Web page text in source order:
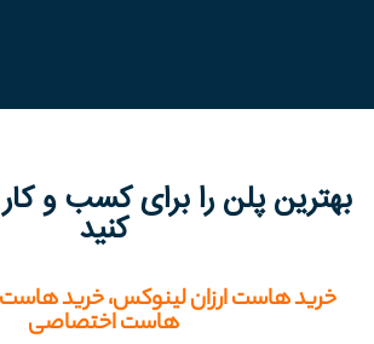
بهترین پلن را برای کسب‌ و
کنید
خرید هاست ارزان لینوکس، خرید
هاست اختصاصی